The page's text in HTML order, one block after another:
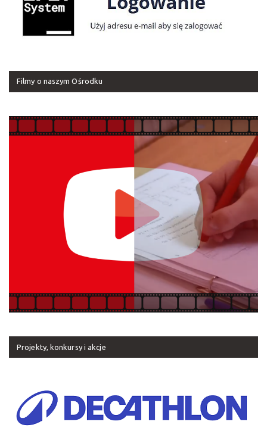
Filmy o naszym Ośrodku
Projekty, konkursy i akcje